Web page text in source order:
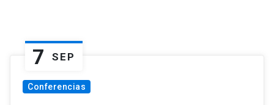
7 SEP
Conferencias